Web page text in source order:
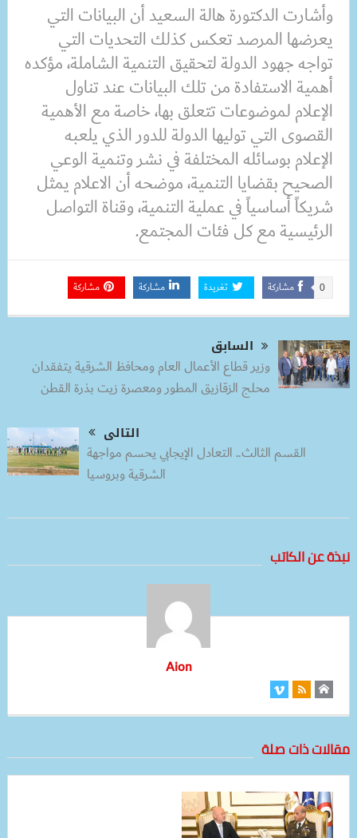
وأشارت الدكتورة هالة السعيد أن البيانات التي
يعرضها المرصد تعكس كذلك التحديات التي
تواجه جهود الدولة لتحقيق التنمية الشاملة، مؤكده
أهمية الاستفادة من تلك البيانات عند تناول
الإعلام لموضوعات تتعلق بها، خاصة مع الأهمية
القصوى التي توليها الدولة للدور الذي يلعبه
الإعلام بوسائله المختلفة في نشر وتنمية الوعي
الصحيح بقضايا التنمية، موضحه أن الاعلام يمثل
شريكاً أساسياً في عملية التنمية، وقناة التواصل
الرئيسية مع كل فئات المجتمع.
مشاركة 0 تغريدة مشاركة مشاركة
السابق
وزير قطاع الأعمال العام ومحافظ الشرقية يتفقدان
محلج الزقازيق المطور ومعصرة زيت بذرة القطن
التالى
القسم الثالث.. التعادل الإيجابي يحسم مواجهة
الشرقية وبروسيا
نبذة عن الكاتب
Aion
مقالات ذات صلة